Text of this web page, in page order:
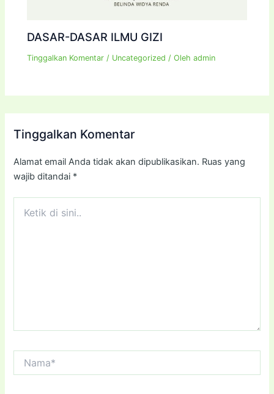
DASAR-DASAR ILMU GIZI
Tinggalkan Komentar / Uncategorized / Olehadmin
Tinggalkan Komentar
Alamat email Anda tidak akan dipublikasikan. Ruas yang
wajib ditandai *